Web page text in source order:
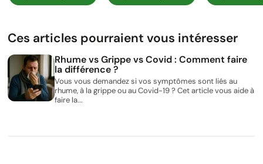
Ces articles pourraient vous intéresser
Rhume vs Grippe vs Covid : Comment faire
la différence ?
Vous vous demandez si vos symptômes sont liés au
rhume, à la grippe ou au Covid-19 ? Cet article vous aide à
faire la...